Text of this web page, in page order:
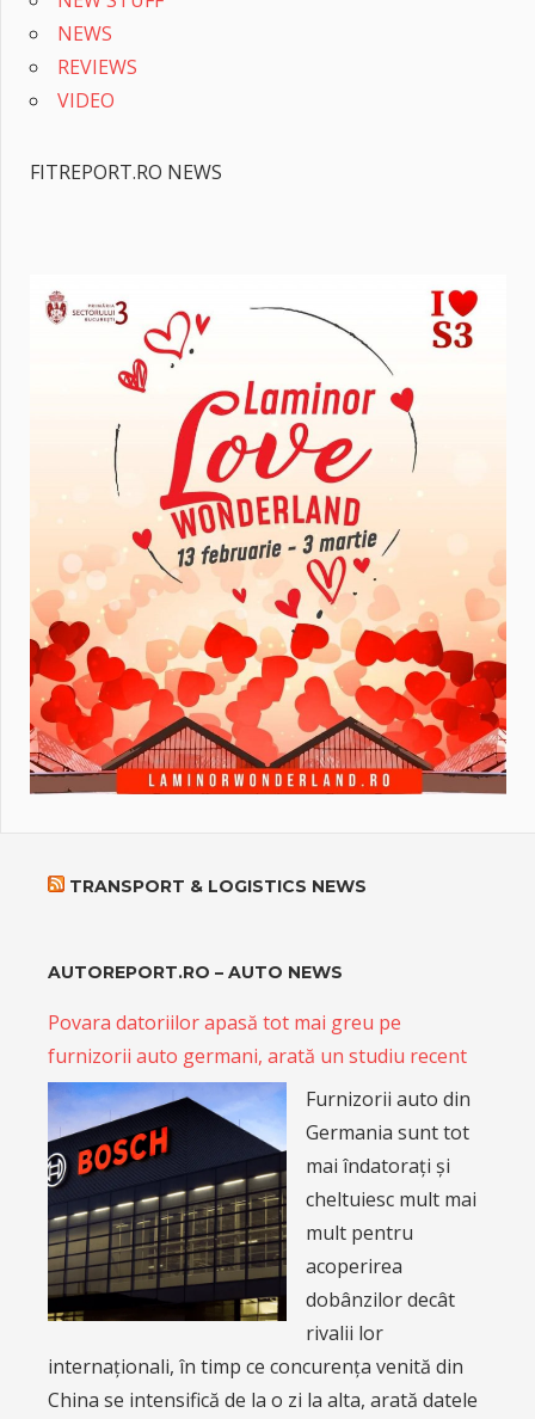
NEWS
REVIEWS
VIDEO
FITREPORT.RO NEWS
TRANSPORT & LOGISTICS NEWS
AUTOREPORT.RO – AUTO NEWS
Povara datoriilor apasă tot mai greu pe
furnizorii auto germani, arată un studiu recent
Furnizorii auto din
Germania sunt tot
mai îndatorați și
cheltuiesc mult mai
mult pentru
acoperirea
dobânzilor decât
rivalii lor
internaționali, în timp ce concurența venită din
China se intensifică de la o zi la alta, arată datele